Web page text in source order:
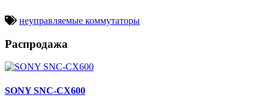
неуправляемые коммутаторы
Распродажа
SONY SNC-CX600